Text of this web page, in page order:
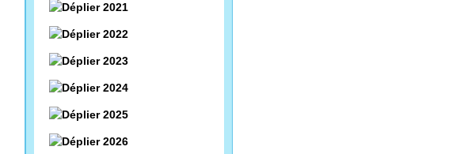
2021
2022
2023
2024
2025
2026